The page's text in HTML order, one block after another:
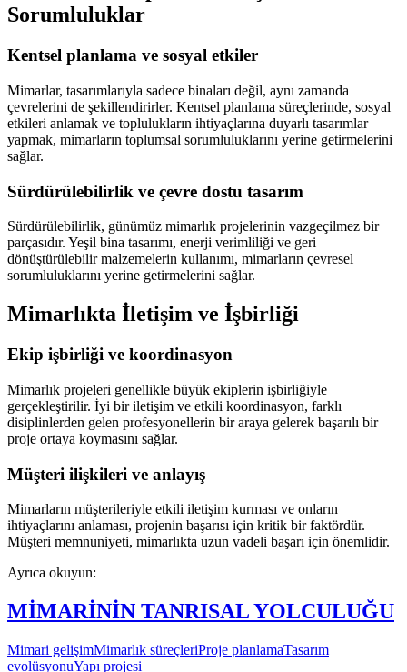
Sorumluluklar
Kentsel planlama ve sosyal etkiler
Mimarlar, tasarımlarıyla sadece binaları değil, aynı zamanda
çevrelerini de şekillendirirler. Kentsel planlama süreçlerinde, sosyal
etkileri anlamak ve toplulukların ihtiyaçlarına duyarlı tasarımlar
yapmak, mimarların toplumsal sorumluluklarını yerine getirmelerini
sağlar.
Sürdürülebilirlik ve çevre dostu tasarım
Sürdürülebilirlik, günümüz mimarlık projelerinin vazgeçilmez bir
parçasıdır. Yeşil bina tasarımı, enerji verimliliği ve geri
dönüştürülebilir malzemelerin kullanımı, mimarların çevresel
sorumluluklarını yerine getirmelerini sağlar.
Mimarlıkta İletişim ve İşbirliği
Ekip işbirliği ve koordinasyon
Mimarlık projeleri genellikle büyük ekiplerin işbirliğiyle
gerçekleştirilir. İyi bir iletişim ve etkili koordinasyon, farklı
disiplinlerden gelen profesyonellerin bir araya gelerek başarılı bir
proje ortaya koymasını sağlar.
Müşteri ilişkileri ve anlayış
Mimarların müşterileriyle etkili iletişim kurması ve onların
ihtiyaçlarını anlaması, projenin başarısı için kritik bir faktördür.
Müşteri memnuniyeti, mimarlıkta uzun vadeli başarı için önemlidir.
Ayrıca okuyun:
MİMARİNİN TANRISAL YOLCULUĞU
Mimari gelişimMimarlık süreçleriProje planlamaTasarım
evolüsyonuYapı projesi